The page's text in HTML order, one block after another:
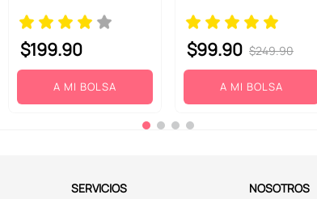
$199.90
A MI BOLSA
$249.90
$99.90
A MI BOLSA
SERVICIOS NOSOTROS